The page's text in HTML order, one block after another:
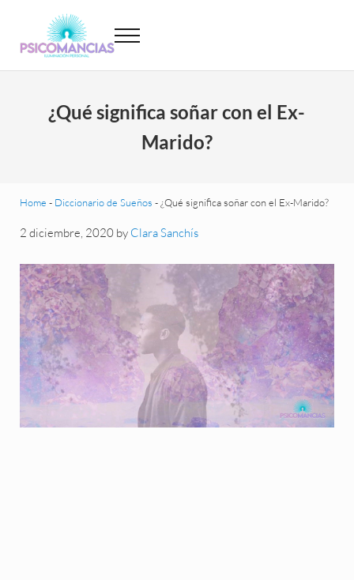
Psicomancias
Menu
¿Qué significa soñar con el Ex-
Marido?
Home - Diccionario de Sueños -¿Qué significa soñar con el Ex-Marido?
2 diciembre, 2020 by Clara Sanchís